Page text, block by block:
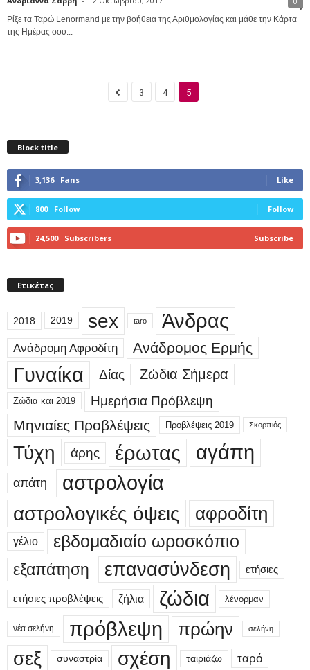
Ρίξε τα Ταρώ Lenormand με την βοήθεια της Αριθμολογίας και μάθε την Κάρτα
της Ημέρας σου...
3 4 5
Block title
3,136 Fans Like
800 Follow Follow
24,500 Subscribers Subscribe
Ετικέτες
2018 2019 sex taro Άνδρας
Ανάδρομη Αφροδίτη Ανάδρομος Ερμής
Γυναίκα Δίας Ζώδια Σήμερα
Ζώδια και 2019 Ημερήσια Πρόβλεψη
Μηνιαίες Προβλέψεις Προβλέψεις 2019 Σκορπιός
Τύχη άρης έρωτας αγάπη
απάτη
αστρολογία
αστρολογικές όψεις
αφροδίτη
γέλιο εβδομαδιαίο ωροσκόπιο
εξαπάτηση επανασύνδεση ετήσιες
ετήσιες προβλέψεις ζήλια ζώδια λένορμαν
νέα σελήνη πρόβλεψη πρώην σελήνη
σεξ συναστρία σχέση ταιριάζω ταρό